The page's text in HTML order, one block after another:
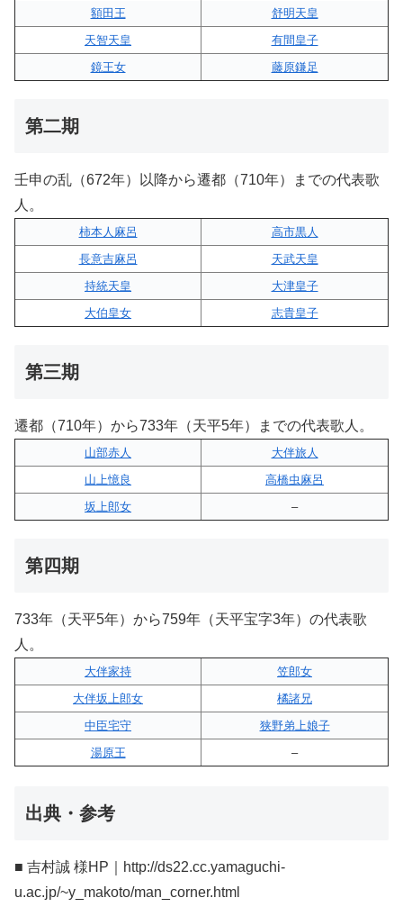
額田王
舒明天皇
天智天皇
有間皇子
鏡王女
藤原鎌足
第二期
壬申の乱（672年）以降から遷都（710年）までの代表歌
人。
柿本人麻呂
高市黒人
長意吉麻呂
天武天皇
持統天皇
大津皇子
大伯皇女
志貴皇子
第三期
遷都（710年）から733年（天平5年）までの代表歌人。
山部赤人
大伴旅人
山上憶良
高橋虫麻呂
坂上郎女
–
第四期
733年（天平5年）から759年（天平宝字3年）の代表歌
人。
大伴家持
笠郎女
大伴坂上郎女
橘諸兄
中臣宅守
狭野弟上娘子
湯原王
–
出典・参考
■ 吉村誠 様HP｜http://ds22.cc.yamaguchi-
u.ac.jp/~y_makoto/man_corner.html